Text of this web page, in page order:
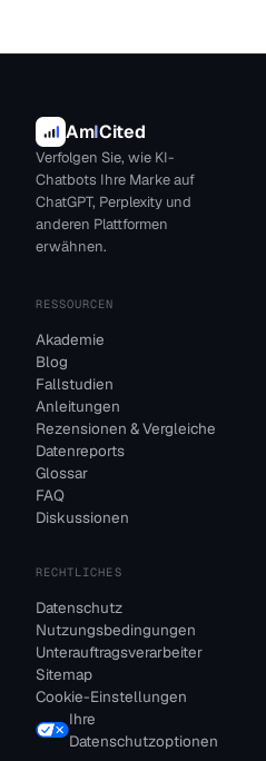
AmICited
Verfolgen Sie, wie KI-
Chatbots Ihre Marke auf
ChatGPT, Perplexity und
anderen Plattformen
erwähnen.
RESSOURCEN
Akademie
Blog
Fallstudien
Anleitungen
Rezensionen & Vergleiche
Datenreports
Glossar
FAQ
Diskussionen
RECHTLICHES
Datenschutz
Nutzungsbedingungen
Unterauftragsverarbeiter
Sitemap
Cookie-Einstellungen
Ihre
Datenschutzoptionen